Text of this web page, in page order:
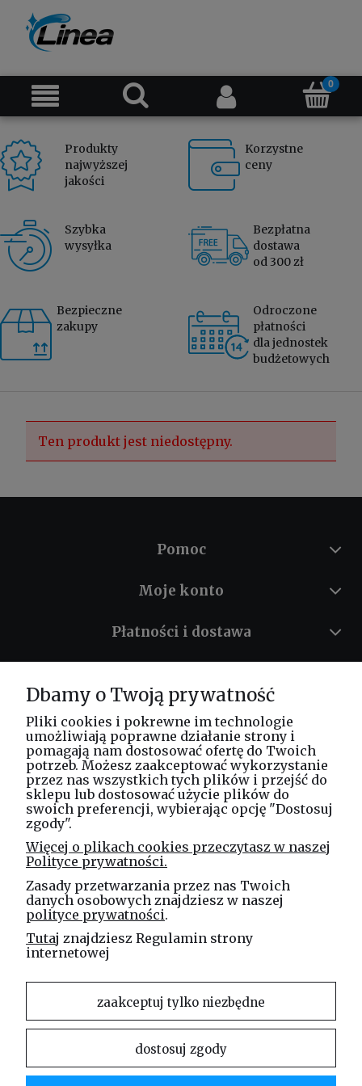
Produkty
najwyższej
jakości
Korzystne
ceny
Szybka
wysyłka
Bezpłatna
dostawa
od 300 zł
Bezpieczne
zakupy
Odroczone
płatności
dla jednostek
budżetowych
Ten produkt jest niedostępny.
Pomoc
Moje konto
Płatności i dostawa
O nas
Masz pytania? Zadzwoń!
tel. kom. 730 994 188
Spółka Jawna
ul. Technologiczna 44
35-213 Rzeszów
e-mail
sklep@elinea.com.pl
Właścicielem niniejszej witryny internetowej jest firma Linea Jakubczyk – Kłeczek Spółka
Jawna. Zabrania się kopiowania i rozpowszechniania treści zamieszczonych na stronie bez
Dbamy o Twoją prywatność
Pliki cookies i pokrewne im technologie
umożliwiają poprawne działanie strony i
pomagają nam dostosować ofertę do Twoich
potrzeb. Możesz zaakceptować wykorzystanie
przez nas wszystkich tych plików i przejść do
sklepu lub dostosować użycie plików do
swoich preferencji, wybierając opcję "Dostosuj
zgody".
Więcej o plikach cookies przeczytasz w naszej
Polityce prywatności.
Zasady przetwarzania przez nas Twoich
danych osobowych znajdziesz w naszej
polityce prywatności.
Tutaj znajdziesz Regulamin strony
internetowej
zaakceptuj tylko niezbędne
dostosuj zgody